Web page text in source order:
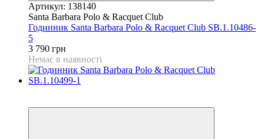
Артикул: 138140
Santa Barbara Polo & Racquet Club
Годинник Santa Barbara Polo & Racquet Club SB.1.10486-
5
3 790 грн
Немає в наявності